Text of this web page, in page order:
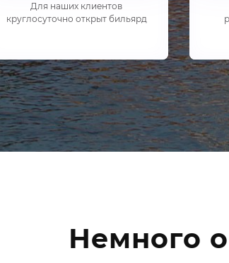
Для наших клиентов
круглосуточно открыт бильярд
Немного